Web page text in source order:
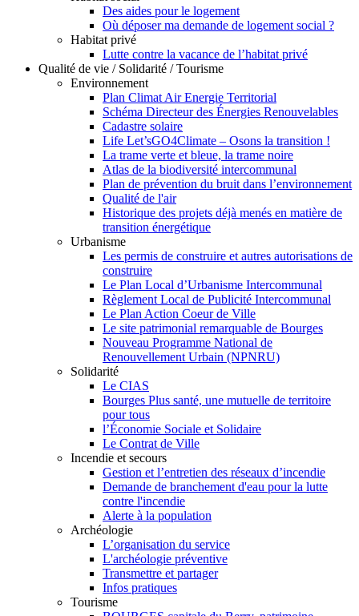
Des aides pour le logement
Où déposer ma demande de logement social ?
Habitat privé
Lutte contre la vacance de l’habitat privé
Qualité de vie / Solidarité / Tourisme
Environnement
Plan Climat Air Energie Territorial
Schéma Directeur des Énergies Renouvelables
Cadastre solaire
Life Let’sGO4Climate – Osons la transition !
La trame verte et bleue, la trame noire
Atlas de la biodiversité intercommunal
Plan de prévention du bruit dans l’environnement
Qualité de l'air
Historique des projets déjà menés en matière de
transition énergétique
Urbanisme
Les permis de construire et autres autorisations de
construire
Le Plan Local d’Urbanisme Intercommunal
Règlement Local de Publicité Intercommunal
Le Plan Action Coeur de Ville
Le site patrimonial remarquable de Bourges
Nouveau Programme National de
Renouvellement Urbain (NPNRU)
Solidarité
Le CIAS
Bourges Plus santé, une mutuelle de territoire
pour tous
l’Économie Sociale et Solidaire
Le Contrat de Ville
Incendie et secours
Gestion et l’entretien des réseaux d’incendie
Demande de branchement d'eau pour la lutte
contre l'incendie
Alerte à la population
Archéologie
L’organisation du service
L'archéologie préventive
Transmettre et partager
Infos pratiques
Tourisme